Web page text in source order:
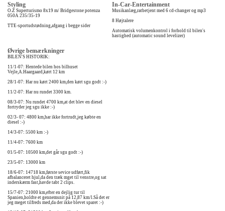
Styling
O.Z Superturismo 8x19 m/ Bridgestone potenza
050A 235/35-19
TTE-sportudstødning,afgang i begge sider
In-Car-Entertainment
Musikanlæg,ratbetjent med 6 cd-changer og mp3
8 Højtalere
Automatisk volumenkontrol i forhold til bilen's
hastighed (automatic sound levelizer)
Øvrige bemærkninger
BILEN'S HISTORIK:
11/1-07: Hentede bilen hos bilhuset
Vejle,A.Haargaard,kørt 12 km
28/1-07: Har nu kørt 2400 km,den kørt sgu godt :-)
11/2-07: Har nu rundet 3300 km.
08/3-07: Nu rundet 4700 km,at det blev en diesel
fortryder jeg sgu ikke :-)
02/3- 07: 4800 km,har ikke fortrudt,jeg købte en
diesel :-)
14/3-07: 5500 km :-)
11/4-07: 7600 km
01/5-07: 10500 km,det går sgu godt :-)
23/5-07: 13000 km
18/6-07: 14718 km,første sevice udført,fik
afbalanceret hjul,da den træk mget til venstre,og sat
inderskærm fast,havde tabt 2 clips.
15/7-07: 21000 km,efter en dejlig tur til
Spanien,holdte et gennemsnit på 12,87 km/l.Så det er
jeg meget tilfreds med,da der ikke blevet sparet :-)